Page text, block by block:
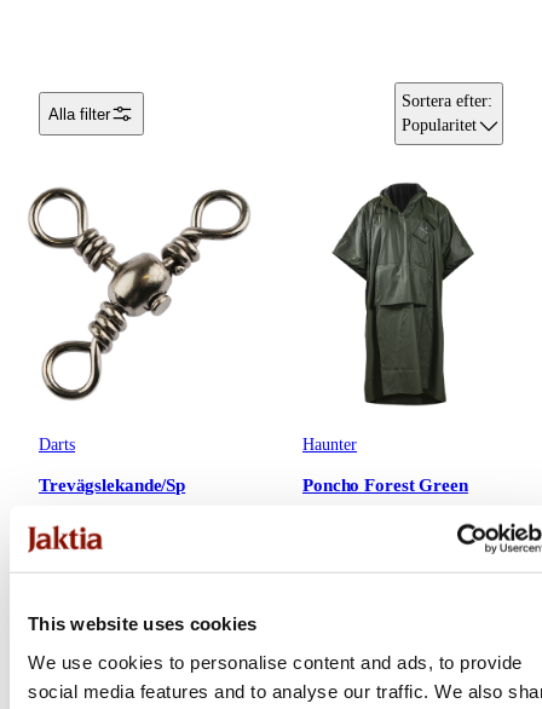
This website uses cookies
We use cookies to personalise content and ads, to provide
social media features and to analyse our traffic. We also
Alla filter
Sortera efter:
Popularitet
Darts
Trevägslekande/Sp
Flera varianter
49 kr
Haunter
Poncho Forest Green
799 kr